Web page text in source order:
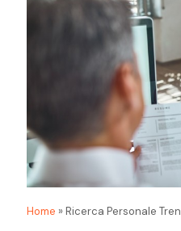
Home »Ricerca Personale